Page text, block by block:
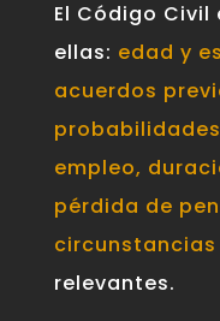
El Código
ellas: edad y
acuerdos
empleo,
pérdida de
circunstancias
relevantes.